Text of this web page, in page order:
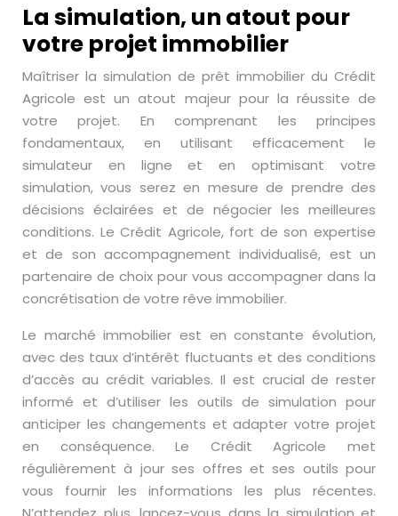
La simulation, un atout pour
votre projet immobilier
Maîtriser la simulation de prêt immobilier du Crédit
Agricole est un atout majeur pour la réussite de
votre projet. En comprenant les principes
fondamentaux, en utilisant efficacement le
simulateur en ligne et en optimisant votre
simulation, vous serez en mesure de prendre des
décisions éclairées et de négocier les meilleures
conditions. Le Crédit Agricole, fort de son expertise
et de son accompagnement individualisé, est un
partenaire de choix pour vous accompagner dans la
concrétisation de votre rêve immobilier.
Le marché immobilier est en constante évolution,
avec des taux d’intérêt fluctuants et des conditions
d’accès au crédit variables. Il est crucial de rester
informé et d’utiliser les outils de simulation pour
anticiper les changements et adapter votre projet
en conséquence. Le Crédit Agricole met
régulièrement à jour ses offres et ses outils pour
vous fournir les informations les plus récentes.